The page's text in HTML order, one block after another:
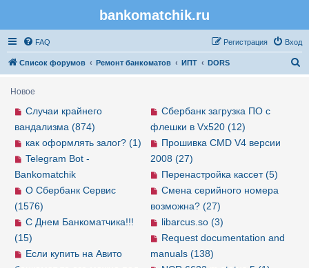
bankomatchik.ru
FAQ Вход
Регистрация
Список форумов Ремонт банкоматов ИПТ DORS
Новое
Сбербанк загрузка ПО с
флешки в Vx520 (12)
Прошивка CMD V4 версии
2008 (27)
Перенастройка кассет (5)
Смена серийного номера
возможна? (27)
libarcus.so (3)
Request documentation and
manuals (138)
Случаи крайнего
вандализма (874)
как оформлять залог? (1)
Telegram Bot -
Bankomatchik
О Сбербанк Сервис
(1576)
С Днем Банкоматчика!!!
(15)
Если купить на Авито